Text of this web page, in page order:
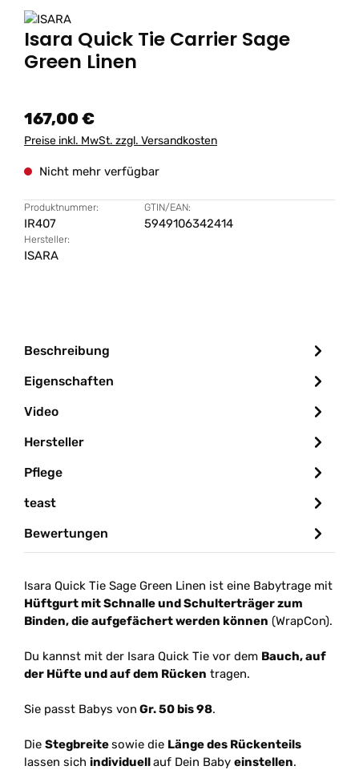
Isara Quick Tie Carrier Sage
Green Linen
167,00 €
Preise inkl. MwSt. zzgl. Versandkosten
Nicht mehr verfügbar
Produktnummer:
IR407
GTIN/EAN:
5949106342414
Hersteller:
ISARA
Beschreibung
Eigenschaften
Video
Hersteller
Pflege
teast
Bewertungen
Isara Quick Tie Sage Green Linen ist eine Babytrage mit
Hüftgurt mit Schnalle und Schulterträger zum
Binden, die aufgefächert werden können (WrapCon).
Du kannst mit der Isara Quick Tie vor dem Bauch, auf
der Hüfte und auf dem Rücken tragen.
Sie passt Babys von Gr. 50 bis 98.
Die Stegbreitesowie die Länge des Rückenteils
lassen sich individuellauf Dein Baby einstellen.